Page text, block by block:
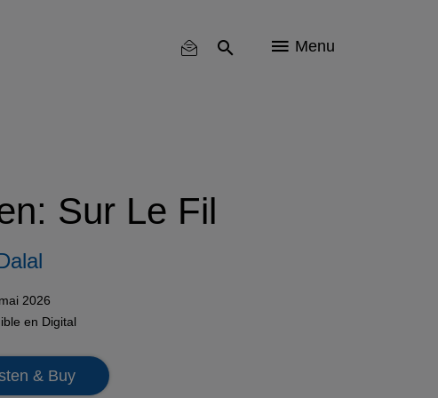
Menu
Sur Le Fil
2026
en Digital
& Buy